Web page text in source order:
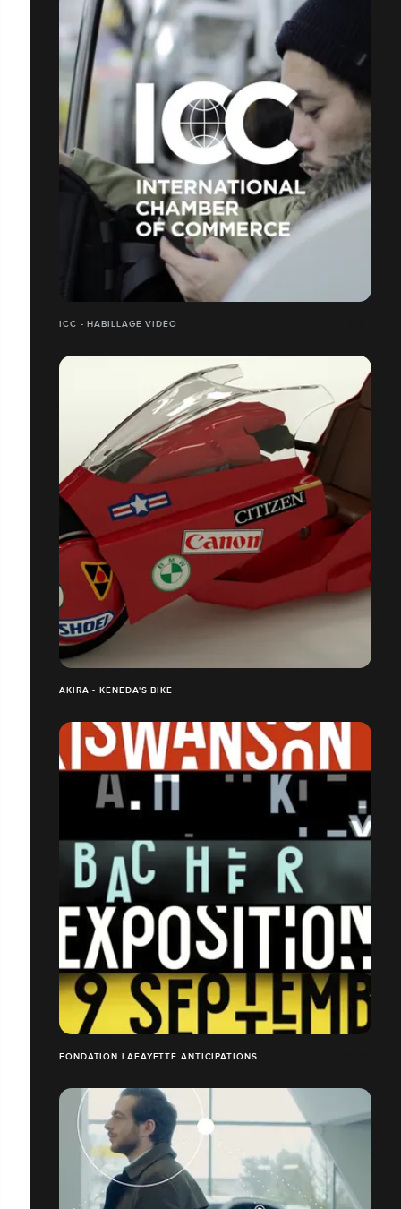
ICC - HABILLAGE VIDÉO
AKIRA - KENEDA'S BIKE
FONDATION LAFAYETTE ANTICIPATIONS